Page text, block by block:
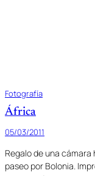
Fotografía
África
05/03/2011
Regalo de una
paseo por Bolonia.